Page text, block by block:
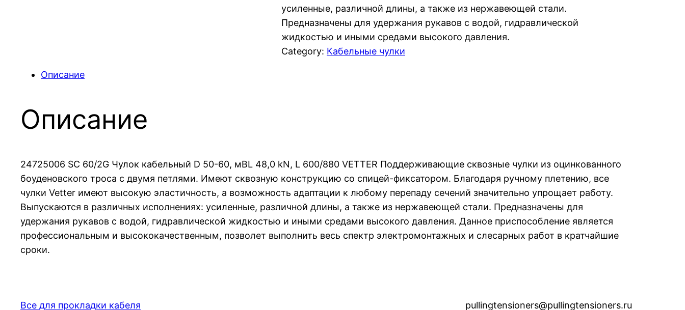
усиленные, различной длины, а также из нержавеющей стали.
Предназначены для удержания рукавов с водой, гидравлической
жидкостью и иными средами высокого давления.
Category: Кабельные чулки
Описание
Описание
24725006 SC 60/2G Чулок кабельный D 50-60, мBL 48,0 kN, L 600/880 VETTER Поддерживающие сквозные чулки из оцинкованного
боуденовского троса с двумя петлями. Имеют сквозную конструкцию со спицей-фиксатором. Благодаря ручному плетению, все
чулки Vetter имеют высокую эластичность, а возможность адаптации к любому перепаду сечений значительно упрощает работу.
Выпускаются в различных исполнениях: усиленные, различной длины, а также из нержавеющей стали. Предназначены для
удержания рукавов с водой, гидравлической жидкостью и иными средами высокого давления. Данное приспособление является
профессиональным и высококачественным, позволет выполнить весь спектр электромонтажных и слесарных работ в кратчайшие
сроки.
Все для прокладки кабеля pullingtensioners@pullingtensioners.ru